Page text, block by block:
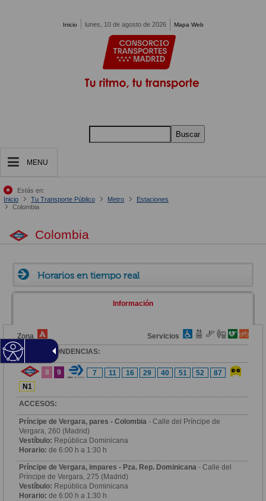
Inicio lunes, 10 de agosto de 2026 Mapa Web
Buscar
MENU
Estás en:
Inicio
Tu Transporte Público Metro
Estaciones
Colombia
Colombia
Horarios en tiempo real
Información
Zona
Servicios
CORRESPONDENCIAS:
8 9 7 11 16 29 40 51 52
87
N1
ACCESOS:
Príncipe de Vergara, pares - Colombia - Calle del Príncipe de
Vergara, 260 (Madrid)
Vestíbulo: República Dominicana
Horario: de 6:00 h a 1:30 h
Príncipe de Vergara, impares - Pza. Rep. Dominicana - Calle del
Príncipe de Vergara, 275 (Madrid)
Vestíbulo: República Dominicana
Horario: de 6:00 h a 1:30 h